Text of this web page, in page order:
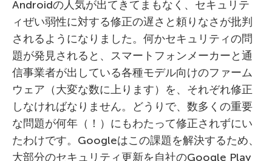
Androidの人気が出てきてまもなく、セキュリテ
ィぜい弱性に対する修正の遅さと頼りなさが批判
されるようになりました。何かセキュリティの問
題が発見されると、スマートフォンメーカーと通
信事業者が出している各種モデル向けのファーム
ウェア（大変な数に上ります）を、それぞれ修正
しなければなりません。どうりで、数多くの重要
な問題が何年（！）にもわたって修正されずにい
たわけです。Googleはこの課題を解決するため、
大部分のセキュリティ更新を自社のGoogle Play